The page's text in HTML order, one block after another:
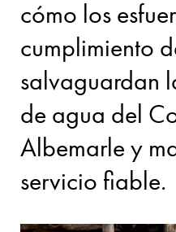
cómo los
cumplimiento
salvaguardan
de agua del
Albemarle y
servicio fiable.